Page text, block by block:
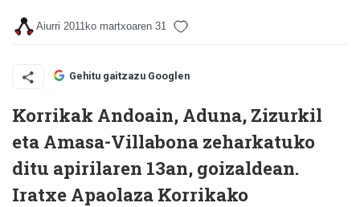
Aiurri 2011ko martxoaren 31
Gehitu gaitzazu Googlen
Korrikak Andoain, Aduna, Zizurkil
eta Amasa-Villabona zeharkatuko
ditu apirilaren 13an, goizaldean.
Iratxe Apaolaza Korrikako